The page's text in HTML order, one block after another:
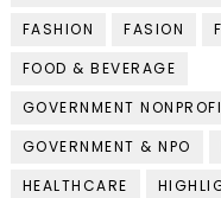
FASHION
FASION
FOOD & BEVERAGE
GOVERNMENT
GOVERNMENT & NPO
HEALTHCARE